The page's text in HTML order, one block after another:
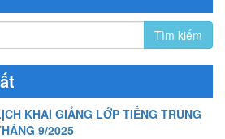
KHAI GIẢNG LỚP TIẾNG TRUNG
9/2025